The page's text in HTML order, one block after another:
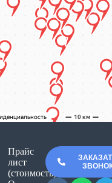
Прайс
лист
(стоимость)